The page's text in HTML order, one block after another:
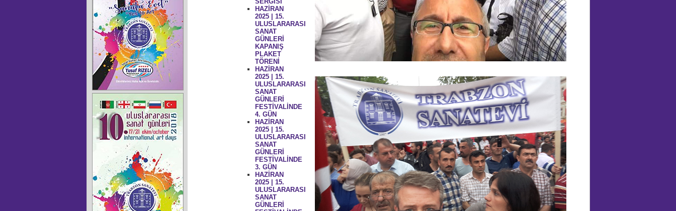
HAZİRAN
2025 | 15.
ULUSLARARASI
SANAT
GÜNLERİ
KAPANIŞ
PLAKET
TÖRENİ
HAZİRAN
2025 | 15.
ULUSLARARASI
SANAT
GÜNLERİ
FESTİVALİNDE
4. GÜN
HAZİRAN
2025 | 15.
ULUSLARARASI
SANAT
GÜNLERİ
FESTİVALİNDE
3. GÜN
HAZİRAN
2025 | 15.
ULUSLARARASI
SANAT
GÜNLERİ